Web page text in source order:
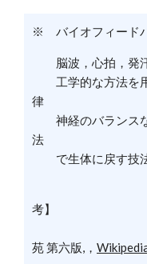
※ バイオフィード
脳波，心拍，発
工学的な方法を用
律
神経のバランスな
法
で生体に戻す技法
考】
苑 第六版,，